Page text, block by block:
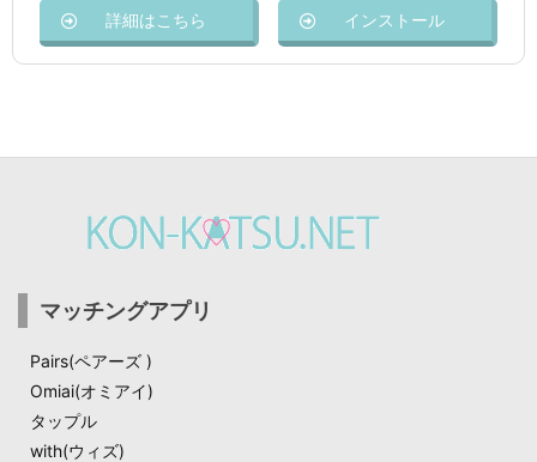
詳細はこちら インストール
マッチングアプリ
Pairs(ペアーズ )
Omiai(オミアイ)
タップル
with(ウィズ)